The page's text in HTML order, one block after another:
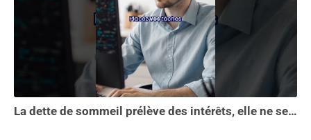
La dette de sommeil prélève des intérêts, elle ne se solde pas en une seule nuit...